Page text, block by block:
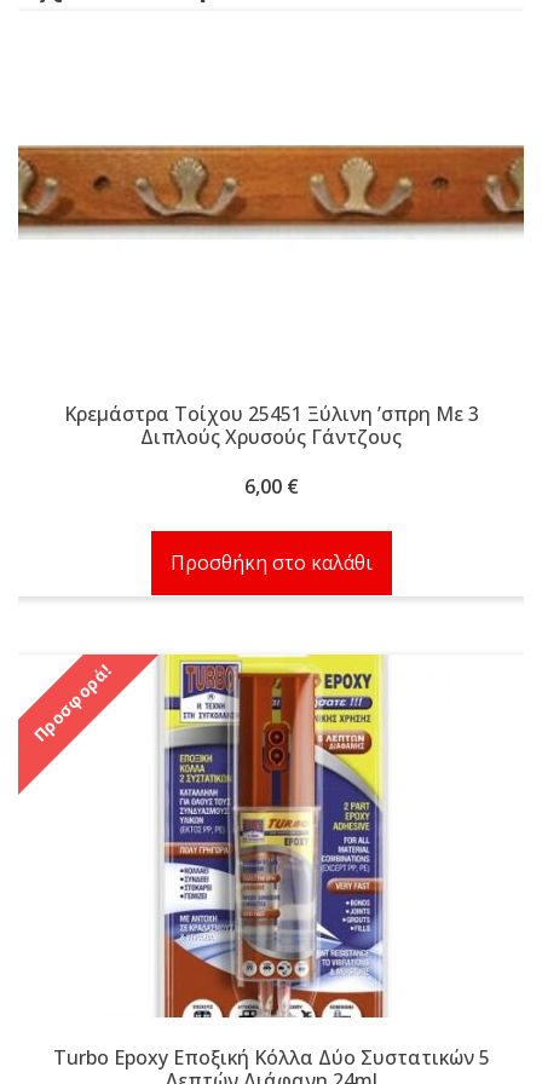
Κρεμάστρα Τοίχου 25451 Ξύλινη ʼσπρη Με 3
Διπλούς Χρυσούς Γάντζους
6,00 €
Προσθήκη στο καλάθι
Προσφορά!
Turbo Epoxy Εποξική Κόλλα Δύο Συστατικών 5